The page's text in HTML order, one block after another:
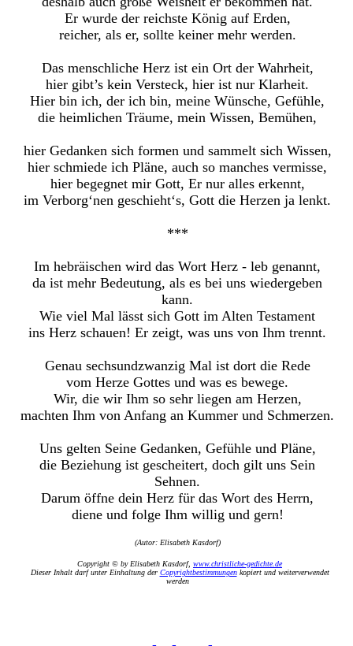
Er wurde der reichste König auf Erden,
reicher, als er, sollte keiner mehr werden.
Das menschliche Herz ist ein Ort der Wahrheit,
hier gibt’s kein Versteck, hier ist nur Klarheit.
Hier bin ich, der ich bin, meine Wünsche, Gefühle,
die heimlichen Träume, mein Wissen, Bemühen,
hier Gedanken sich formen und sammelt sich Wissen,
hier schmiede ich Pläne, auch so manches vermisse,
hier begegnet mir Gott, Er nur alles erkennt,
im Verborg‘nen geschieht‘s, Gott die Herzen ja lenkt.
***
Im hebräischen wird das Wort Herz - leb genannt,
da ist mehr Bedeutung, als es bei uns wiedergeben
kann.
Wie viel Mal lässt sich Gott im Alten Testament
ins Herz schauen! Er zeigt, was uns von Ihm trennt.
Genau sechsundzwanzig Mal ist dort die Rede
vom Herze Gottes und was es bewege.
Wir, die wir Ihm so sehr liegen am Herzen,
machten Ihm von Anfang an Kummer und Schmerzen.
Uns gelten Seine Gedanken, Gefühle und Pläne,
die Beziehung ist gescheitert, doch gilt uns Sein
Sehnen.
Darum öffne dein Herz für das Wort des Herrn,
diene und folge Ihm willig und gern!
(Autor: Elisabeth Kasdorf)
Copyright © by Elisabeth Kasdorf, www.christliche-gedichte.de
Dieser Inhalt darf unter Einhaltung der Copyrightbestimmungenkopiert und weiterverwendet
werden